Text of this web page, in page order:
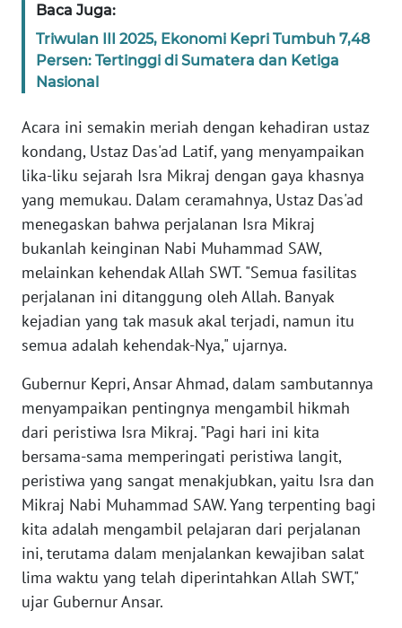
Baca Juga:
Triwulan III 2025, Ekonomi Kepri Tumbuh 7,48
Persen: Tertinggi di Sumatera dan Ketiga
Nasional
Acara ini semakin meriah dengan kehadiran ustaz
kondang, Ustaz Das'ad Latif, yang menyampaikan
lika-liku sejarah Isra Mikraj dengan gaya khasnya
yang memukau. Dalam ceramahnya, Ustaz Das'ad
menegaskan bahwa perjalanan Isra Mikraj
bukanlah keinginan Nabi Muhammad SAW,
melainkan kehendak Allah SWT. "Semua fasilitas
perjalanan ini ditanggung oleh Allah. Banyak
kejadian yang tak masuk akal terjadi, namun itu
semua adalah kehendak-Nya," ujarnya.
Gubernur Kepri, Ansar Ahmad, dalam sambutannya
menyampaikan pentingnya mengambil hikmah
dari peristiwa Isra Mikraj. "Pagi hari ini kita
bersama-sama memperingati peristiwa langit,
peristiwa yang sangat menakjubkan, yaitu Isra dan
Mikraj Nabi Muhammad SAW. Yang terpenting bagi
kita adalah mengambil pelajaran dari perjalanan
ini, terutama dalam menjalankan kewajiban salat
lima waktu yang telah diperintahkan Allah SWT,"
ujar Gubernur Ansar.
Regional
WN
SUMUT
WN
JAKARTA
JABAR
WN
BANTEN
WN
NTT
WN
KEPRI
WN
PAPUA
BARAT
WN